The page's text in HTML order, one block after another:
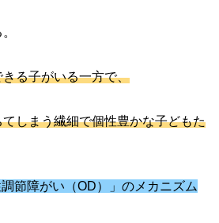
る子がいる一方で、
しまう繊細で個性豊かな子どもた
節障がい（OD）」のメカニズム